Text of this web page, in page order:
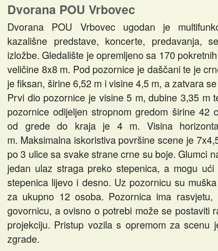
Dvorana POU Vrbovec
Dvorana POU Vrbovec ugodan je
kazališne predstave, koncerte, predavanja,
izložbe. Gledalište je opremljeno sa 170
veličine 8x8 m. Pod pozornice je daščani te je
je fiksan, širine 6,52 m i visine 4,5 m, a zatvara
Prvi dio pozornice je visine 5 m, dubine 3,35 m
pozornice odijeljen stropnom gredom širine 42
od grede do kraja je 4 m. Visina
m. Maksimalna iskoristiva površine scene je
po 3 ulice sa svake strane crne su boje. Glumci
jedan ulaz straga preko stepenica, a mogu
stepenica lijevo i desno. Uz pozornicu su
za ukupno 12 osoba. Pozornica ima rasvjetu,
govornicu, a ovisno o potrebi može se postaviti
projekciju. Pristup vozila s opremom za scenu
zgrade.
Promocije knjiga